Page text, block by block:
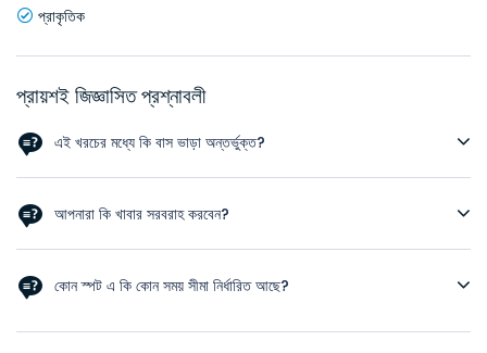
প্রাকৃতিক
প্রায়শই জিজ্ঞাসিত প্রশ্নাবলী
এই খরচের মধ্যে কি বাস ভাড়া অন্তর্ভুক্ত?
আপনারা কি খাবার সরবরাহ করবেন?
কোন স্পট এ কি কোন সময় সীমা নির্ধারিত আছে?
আসলে না । তবে আপনি যদি একটি জায়গায় বেশি সময় ব্যয় করেন তবে আপনি অন্য কোনও